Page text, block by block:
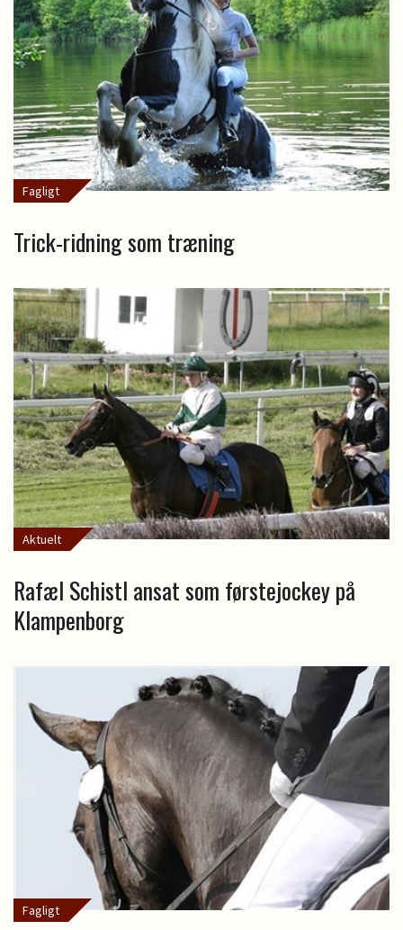
Fagligt
Trick-ridning som træning
Aktuelt
Rafæl Schistl ansat som førstejockey på
Klampenborg
Fagligt